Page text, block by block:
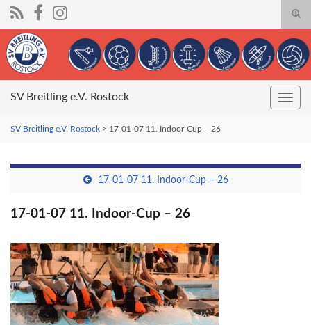
Search for:
SV Breitling e.V. Rostock
SV Breitling e.V. Rostock > 17-01-07 11. Indoor-Cup – 26
17-01-07 11. Indoor-Cup – 26
17-01-07 11. Indoor-Cup – 26